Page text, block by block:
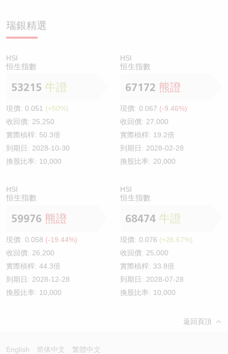
瑞銀精選
HSI
恒生指數
53215 牛證
現價: 0.051 (+50%)
收回價: 25,250
實際槓桿: 50.3倍
到期日: 2028-10-30
換股比率: 10,000
HSI
恒生指數
67172 熊證
現價: 0.067 (-9.46%)
收回價: 27,000
實際槓桿: 19.2倍
到期日: 2028-02-28
換股比率: 20,000
HSI
恒生指數
59976 熊證
現價: 0.058 (-19.44%)
收回價: 26,200
實際槓桿: 44.3倍
到期日: 2028-12-28
換股比率: 10,000
HSI
恒生指數
68474 牛證
現價: 0.076 (+26.67%)
收回價: 25,000
實際槓桿: 33.8倍
到期日: 2028-07-28
換股比率: 10,000
返回頁頂
English 简体中文 繁體中文